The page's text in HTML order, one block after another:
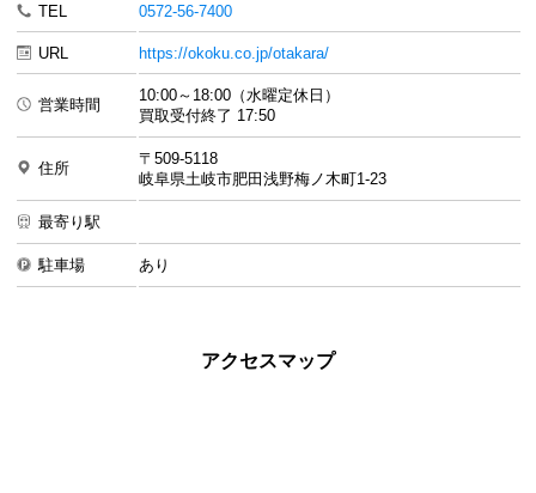
TEL 0572-56-7400
URL https://okoku.co.jp/otakara/
営業時間
10:00～18:00（水曜定休日）
買取受付終了 17:50
住所
〒509-5118
岐阜県土岐市肥田浅野梅ノ木町1-23
最寄り駅
駐車場 あり
アクセスマップ